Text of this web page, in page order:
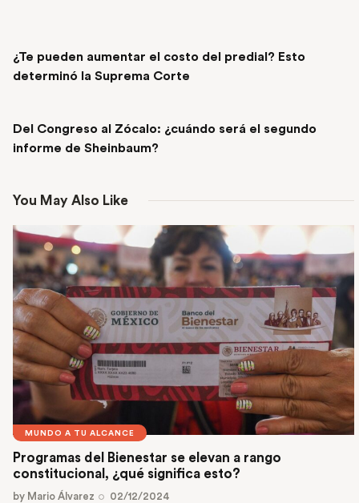
¿Te pueden aumentar el costo del predial? Esto
determinó la Suprema Corte
Del Congreso al Zócalo: ¿cuándo será el segundo
informe de Sheinbaum?
You May Also Like
MUNDO A TU ALCANCE
Programas del Bienestar se elevan a rango
constitucional, ¿qué significa esto?
by Mario Álvarez 02/12/2024